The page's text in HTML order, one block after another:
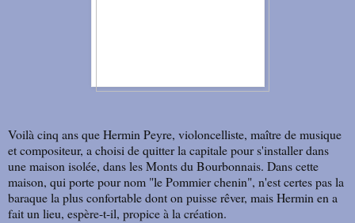
Voilà cinq ans que Hermin Peyre, violoncelliste, maître de musique
et compositeur, a choisi de quitter la capitale pour s'installer dans
une maison isolée, dans les Monts du Bourbonnais. Dans cette
maison, qui porte pour nom "le Pommier chenin", n'est certes pas la
baraque la plus confortable dont on puisse rêver, mais Hermin en a
fait un lieu, espère-t-il, propice à la création.